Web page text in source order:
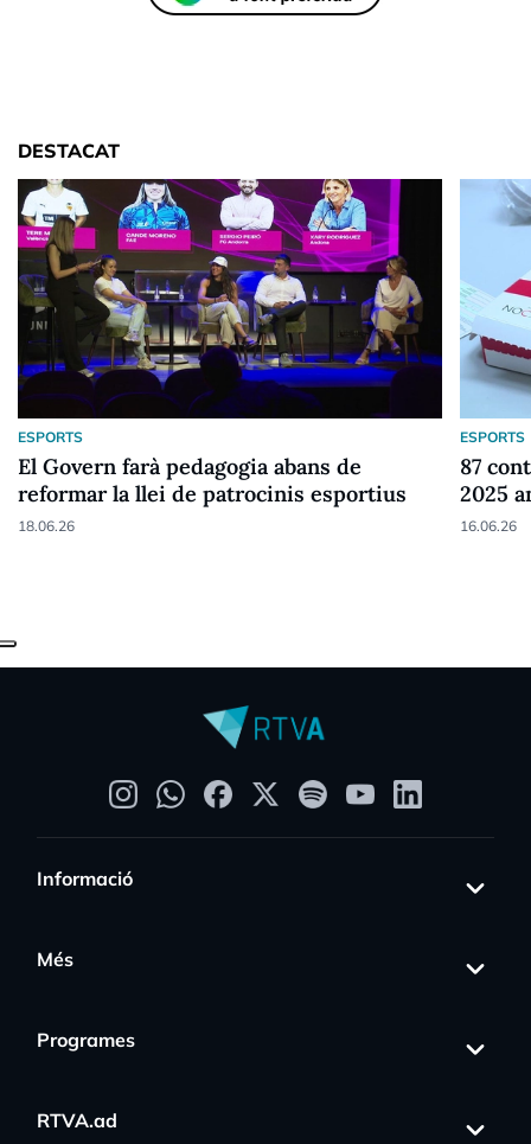
DESTACAT
ESPORTS
El Govern farà pedagogia abans de
reformar la llei de patrocinis esportius
18.06.26
ESPORTS
87
2025
16.06.26
Informació
Més
Programes
RTVA.ad